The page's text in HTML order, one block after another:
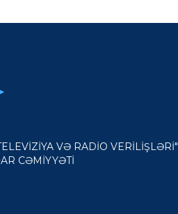
VƏ RADİO VERİLİŞLƏRİ"
CƏMİYYƏTİ